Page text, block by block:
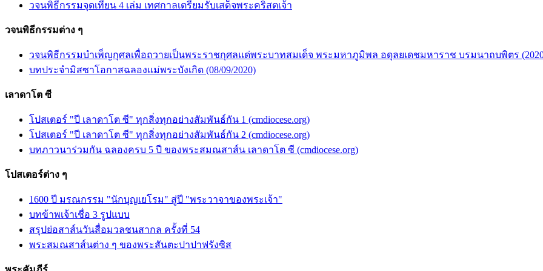
วจนพิธีกรรมจุดเทียน 4 เล่ม เทศกาลเตรียมรับเสด็จพระคริสตเจ้า
วจนพิธีกรรมต่าง ๆ
วจนพิธีกรรมบำเพ็ญกุศลเพื่อถวายเป็นพระราชกุศลแด่พระบาทสมเด็จ พระมหาภูมิพล อดุลยเดชมหาราช บรมนาถบพิตร
บทประจำมิสซาโอกาสฉลองแม่พระบังเกิด (08/09/2020)
เลาดาโต ซี
โปสเตอร์ "ปี เลาดาโต ซี" ทุกสิ่งทุกอย่างสัมพันธ์กัน 1 (cmdiocese.org)
โปสเตอร์ "ปี เลาดาโต ซี" ทุกสิ่งทุกอย่างสัมพันธ์กัน 2 (cmdiocese.org)
บทภาวนาร่วมกัน ฉลองครบ 5 ปี ของพระสมณสาส์น เลาดาโต ซี (cmdiocese.org)
โปสเตอร์ต่าง ๆ
1600 ปี มรณกรรม "นักบุญเยโรม" สู่ปี "พระวาจาของพระเจ้า"
บทข้าพเจ้าเชื่อ 3 รูปแบบ
สรุปย่อสาส์นวันสื่อมวลชนสากล ครั้งที่ 54
พระสมณสาส์นต่าง ๆ ของพระสันตะปาปาฟรังซิส